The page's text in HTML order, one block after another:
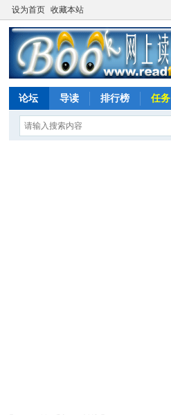
设为首页 收藏本站
论坛 导读 排行榜 任务